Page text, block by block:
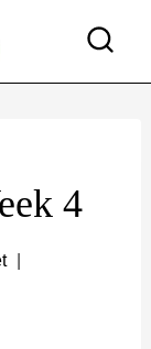
4